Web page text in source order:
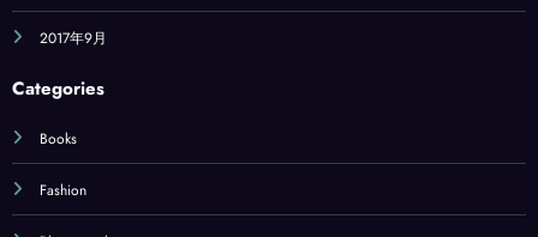
2017年9月
Categories
Books
Fashion